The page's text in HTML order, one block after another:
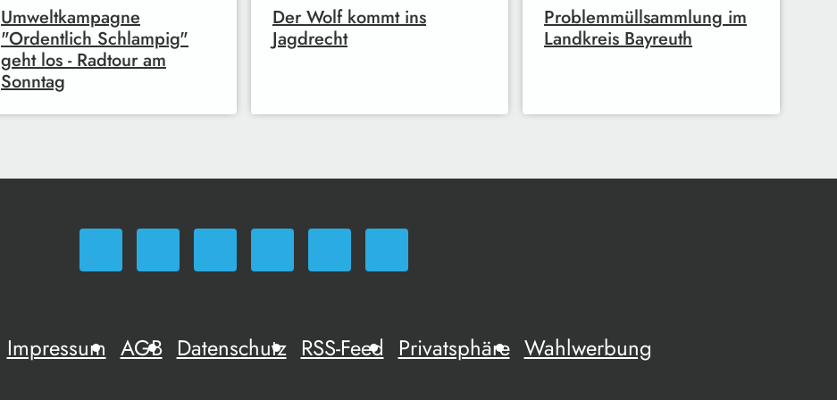
Umweltkampagne
"Ordentlich Schlampig"
geht los - Radtour am
Sonntag
Der Wolf kommt ins
Jagdrecht
Problemmüllsammlung im
Landkreis Bayreuth
Impressum AGB Datenschutz RSS-Feed Privatsphäre Wahlwerbung